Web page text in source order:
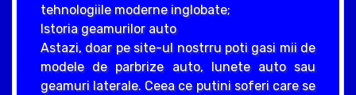
tehnologiile moderne inglobate;
Istoria geamurilor auto
Astazi, doar pe site-ul nostrru poti gasi mii de
modele de parbrize auto, lunete auto sau
geamuri laterale. Ceea ce putini soferi care se